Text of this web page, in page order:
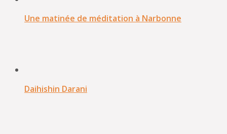
Une matinée de méditation à Narbonne
Daihishin Darani